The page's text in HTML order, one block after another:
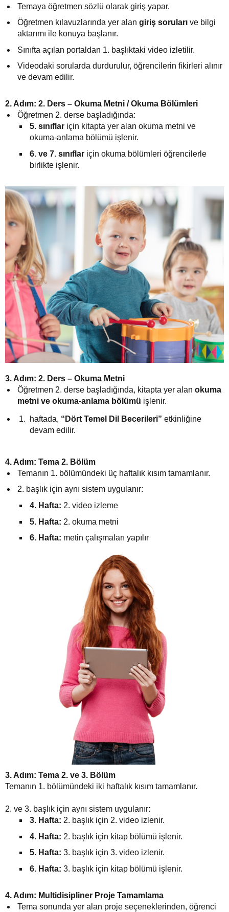
Temaya öğretmen sözlü olarak giriş yapar.
Öğretmen kılavuzlarında yer alan giriş soruları ve bilgi
aktarımı ile konuya başlanır.
Sınıfta açılan portaldan 1. başlıktaki video izletilir.
Videodaki sorularda durdurulur, öğrencilerin fikirleri alınır
ve devam edilir.
2. Adım: 2. Ders – Okuma Metni / Okuma Bölümleri
Öğretmen 2. derse başladığında:
5. sınıflar için kitapta yer alan okuma metni ve
okuma-anlama bölümü işlenir.
6. ve 7. sınıflar için okuma bölümleri öğrencilerle
birlikte işlenir.
3. Adım: 2. Ders – Okuma Metni
Öğretmen 2. derse başladığında, kitapta yer alan okuma
metni ve okuma-anlama bölümü işlenir.
haftada, “Dört Temel Dil Becerileri” etkinliğine
devam edilir.
4. Adım: Tema 2. Bölüm
Temanın 1. bölümündeki üç haftalık kısım tamamlanır.
2. başlık için aynı sistem uygulanır:
4. Hafta: 2. video izleme
5. Hafta: 2. okuma metni
6. Hafta: metin çalışmaları yapılır
3. Adım: Tema 2. ve 3. Bölüm
Temanın 1. bölümündeki iki haftalık kısım tamamlanır.
2. ve 3. başlık için aynı sistem uygulanır:
3. Hafta: 2. başlık için 2. video izlenir.
4. Hafta: 2. başlık için kitap bölümü işlenir.
5. Hafta: 3. başlık için 3. video izlenir.
6. Hafta: 3. başlık için kitap bölümü işlenir.
4. Adım: Multidisipliner Proje Tamamlama
Tema sonunda yer alan proje seçeneklerinden, öğrenci